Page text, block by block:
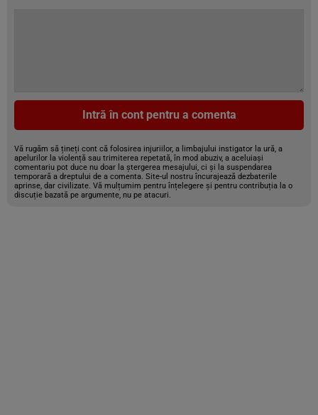
Intră în cont pentru a comenta
Vă rugăm să țineți cont că folosirea injuriilor, a limbajului instigator la ură, a
apelurilor la violență sau trimiterea repetată, în mod abuziv, a aceluiași
comentariu pot duce nu doar la ștergerea mesajului, ci și la suspendarea
temporară a dreptului de a comenta. Site-ul nostru încurajează dezbaterile
aprinse, dar civilizate. Vă mulțumim pentru înțelegere și pentru contribuția la o
discuție bazată pe argumente, nu pe atacuri.